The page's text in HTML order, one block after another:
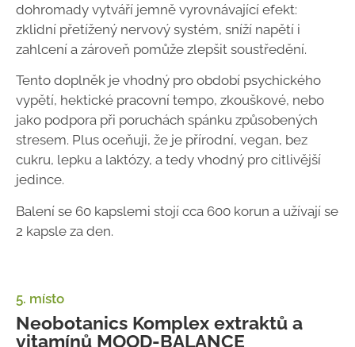
dohromady vytváří jemně vyrovnávající efekt:
zklidní přetížený nervový systém, sníží napětí i
zahlcení a zároveň pomůže zlepšit soustředění.
Tento doplněk je vhodný pro období psychického
vypětí, hektické pracovní tempo, zkouškové, nebo
jako podpora při poruchách spánku způsobených
stresem. Plus oceňuji, že je přírodní, vegan, bez
cukru, lepku a laktózy, a tedy vhodný pro citlivější
jedince.
Balení se 60 kapslemi stojí cca 600 korun a užívají se
2 kapsle za den.
5. místo
Neobotanics Komplex extraktů a
vitamínů MOOD-BALANCE